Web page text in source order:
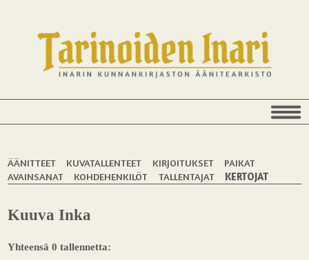
ÄÄNITTEET KUVATALLENTEET KIRJOITUKSET
PAIKAT
AVAINSANAT
KOHDEHENKILÖT TALLENTAJAT KERTOJAT
Kuuva Inka
Yhteensä 0 tallennetta: